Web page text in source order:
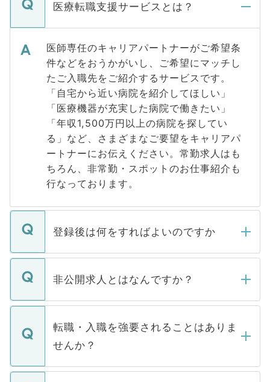
医療転職支援サービスとは？
医師専任のキャリアパートナーがご希望条
件などをおうかがいし、ご希望にマッチし
たご入職先をご紹介するサービスです。
「自宅から近い病院を紹介してほしい」
「医療機器が充実した病院で働きたい」
「年収1,500万円以上の病院を探してい
る」など、さまざまなご要望をキャリアパ
ートナーにお伝えください。常勤求人はも
ちろん、非常勤・スポットのお仕事紹介も
行なっております。
登録後は何をすればよいのですか
ご登録いただきましたら、弊社担当者がご
登録内容を確認し、その後メールもしくは
ます。通常、5営業日以内にはご連絡をせて
いただきますので、しばらくお待ちくださ
非公開求人とはなんですか？
マイナビDOCTORで取り扱っている求人の
うち約3割は、Webサイトからご覧いただ
けない「非公開求人」です。非公開求人は
下記の理由によって、一般には公開してい
ません。
転職・入職を強要されることはありま
せんか？
転職・入職を強要することは一切ありませ